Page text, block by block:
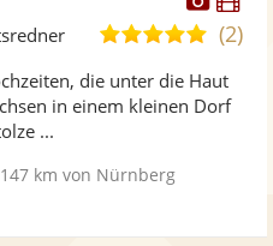
Fotos
5,0
5
(2)
die unter die Haut
in einem kleinen Dorf
...
147 km von Nürnberg